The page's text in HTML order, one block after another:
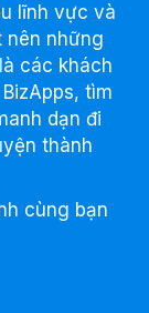
lĩnh vực và
nên những
các khách
tìm
dạn đi
thành
cùng bạn